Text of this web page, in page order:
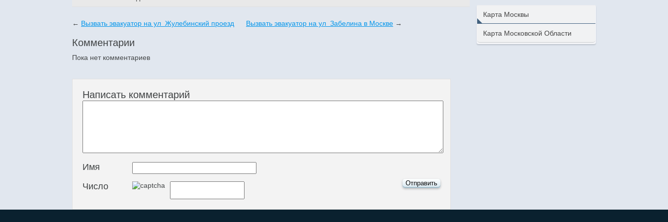
← Вызвать эвакуатор на ул Жулебинский проезд Вызвать эвакуатор на ул Забелина в Москве →
Комментарии
Пока нет комментариев
Написать комментарий
Имя
Число
Карта Москвы
Карта Московской Области